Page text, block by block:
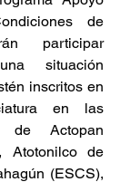
de
participar
situación
inscritos en
en las
de Actopan
Atotonilco de
(ESCS),